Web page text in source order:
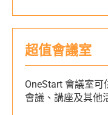
超值會議室
OneStart 會議室
會議、講座及其他